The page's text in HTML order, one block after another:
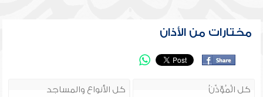
مختارات من الأذان